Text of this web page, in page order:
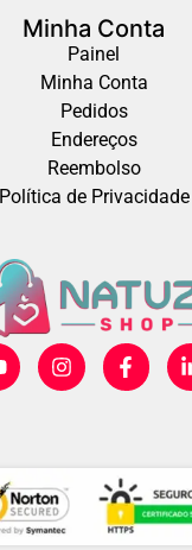
Minha Conta
Painel
Minha Conta
Pedidos
Endereços
Reembolso
Política de Privacidade
Compra Segura